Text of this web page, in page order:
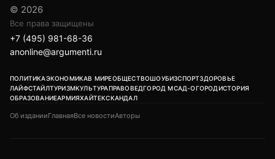
© 2026
Все права защищены
+7 (495) 981-68-36
anonline@argumenti.ru
ПОЛИТИКАЭКОНОМИКАВ МИРЕОБЩЕСТВОШОУБИЗСПОРТЗДОРОВЬЕ
ЛАЙФСТАЙЛТУРИЗМКУЛЬТУРАПРАВОВЕДГОРОД МСАД-ОГОРОДИСТОРИЯ
ОБРАЗОВАНИЕАРМИЯХАЙТЕКСКАНДАЛ
Об изданииГлавнаяВсе новостиАвторы